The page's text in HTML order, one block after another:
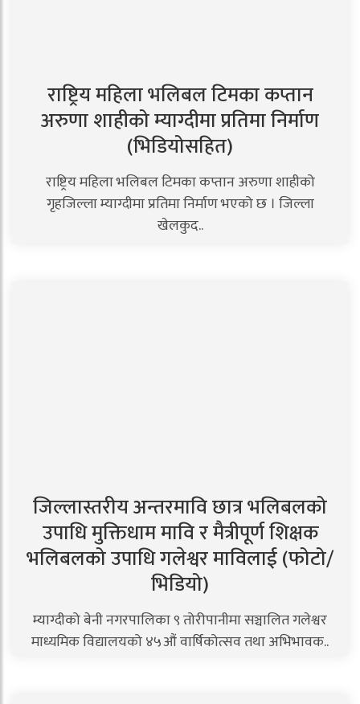
राष्ट्रिय महिला भलिबल टिमका कप्तान
अरुणा शाहीको म्याग्दीमा प्रतिमा निर्माण
(भिडियोसहित)
राष्ट्रिय महिला भलिबल टिमका कप्तान अरुणा शाहीको
गृहजिल्ला म्याग्दीमा प्रतिमा निर्माण भएको छ । जिल्ला
खेलकुद..
जिल्लास्तरीय अन्तरमावि छात्र भलिबलको
उपाधि मुक्तिधाम मावि र मैत्रीपूर्ण शिक्षक
भलिबलको उपाधि गलेश्वर माविलाई (फोटो/
भिडियो)
म्याग्दीको बेनी नगरपालिका ९ तोरीपानीमा सञ्चालित गलेश्वर
माध्यमिक विद्यालयको ४५औं वार्षिकोत्सव तथा अभिभावक..